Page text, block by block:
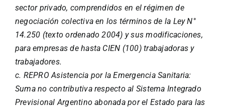
sector privado, comprendidos en el régimen de
negociación colectiva en los términos de la Ley N°
14.250 (texto ordenado 2004) y sus modificaciones,
para empresas de hasta CIEN (100) trabajadoras y
trabajadores.
c. REPRO Asistencia por la Emergencia Sanitaria:
Suma no contributiva respecto al Sistema Integrado
Previsional Argentino abonada por el Estado para las